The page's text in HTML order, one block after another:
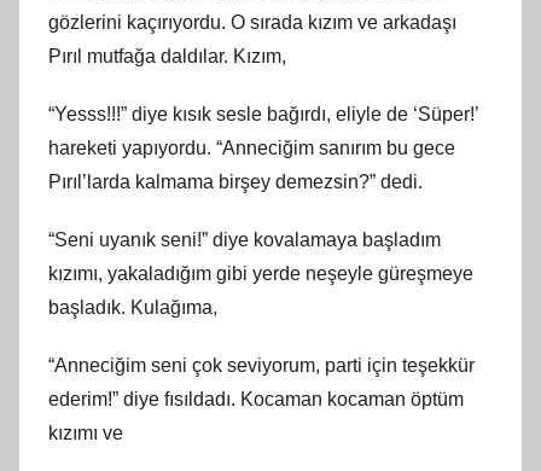
gözlerini kaçırıyordu. O sırada kızım ve arkadaşı
Pırıl mutfağa daldılar. Kızım,
“Yesss!!!” diye kısık sesle bağırdı, eliyle de ‘Süper!’
hareketi yapıyordu. “Anneciğim sanırım bu gece
Pırıl’larda kalmama birşey demezsin?” dedi.
“Seni uyanık seni!” diye kovalamaya başladım
kızımı, yakaladığım gibi yerde neşeyle güreşmeye
başladık. Kulağıma,
“Anneciğim seni çok seviyorum, parti için teşekkür
ederim!” diye fısıldadı. Kocaman kocaman öptüm
kızımı ve